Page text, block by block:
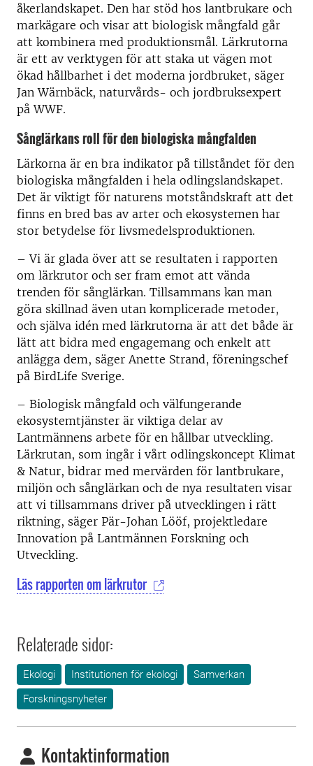
åkerlandskapet. Den har stöd hos lantbrukare och
markägare och visar att biologisk mångfald går
att kombinera med produktionsmål. Lärkrutorna
är ett av verktygen för att staka ut vägen mot
ökad hållbarhet i det moderna jordbruket, säger
Jan Wärnbäck, naturvårds- och jordbruksexpert
på WWF.
Sånglärkans roll för den biologiska mångfalden
Lärkorna är en bra indikator på tillståndet för den
biologiska mångfalden i hela odlingslandskapet.
Det är viktigt för naturens motståndskraft att det
finns en bred bas av arter och ekosystemen har
stor betydelse för livsmedelsproduktionen.
– Vi är glada över att se resultaten i rapporten
om lärkrutor och ser fram emot att vända
trenden för sånglärkan. Tillsammans kan man
göra skillnad även utan komplicerade metoder,
och själva idén med lärkrutorna är att det både är
lätt att bidra med engagemang och enkelt att
anlägga dem, säger Anette Strand, föreningschef
på BirdLife Sverige.
– Biologisk mångfald och välfungerande
ekosystemtjänster är viktiga delar av
Lantmännens arbete för en hållbar utveckling.
Lärkrutan, som ingår i vårt odlingskoncept Klimat
& Natur, bidrar med mervärden för lantbrukare,
miljön och sånglärkan och de nya resultaten visar
att vi tillsammans driver på utvecklingen i rätt
riktning, säger Pär-Johan Lööf, projektledare
Innovation på Lantmännen Forskning och
Utveckling.
Läs rapporten om lärkrutor
Relaterade sidor:
Ekologi Institutionen för ekologi
Samverkan
Forskningsnyheter
Kontaktinformation